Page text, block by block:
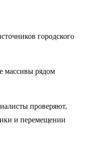
городского
массивы рядом
проверяют,
и перемещении